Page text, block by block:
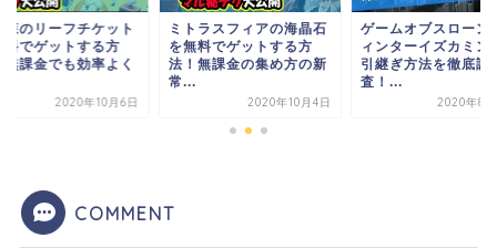
森のリーフチケット
料でゲットする方
無課金でも効率よく
2020年10月6日
ミトラスフィアの海晶石
を無料でゲットする方
法！無課金の集め方の新
常...
2020年10月4日
ゲームオブスローン
ィンターイズカミン
引継ぎ方法を徹底調
査！...
2020年8
COMMENT